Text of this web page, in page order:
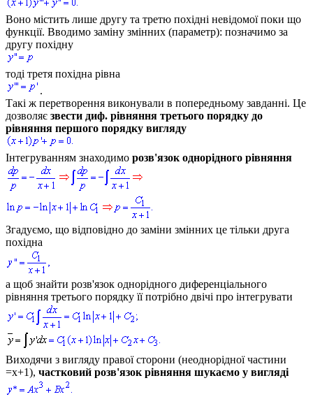
Воно містить лише другу та третю похідні невідомої поки що
функції. Вводимо заміну змінних (параметр): позначимо за
другу похідну
тоді третя похідна рівна
.
Такі ж перетворення виконували в попередньому завданні. Це
дозволяє звести диф. рівняння третього порядку до
рівняння першого порядку вигляду
Інтегруванням знаходимо розв'язок однорідного рівняння
Згадуємо, що відповідно до заміни змінних це тільки друга
похідна
а щоб знайти розв'язок однорідного диференціального
рівняння третього порядку її потрібно двічі про інтегрувати
Виходячи з вигляду правої сторони (неоднорідної частини
=x+1), частковий розв'язок рівняння шукаємо у вигляді